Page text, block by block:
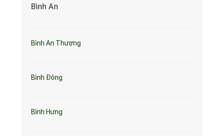
Bình An
Bình An Thượng
Bình Đông
Bình Hưng